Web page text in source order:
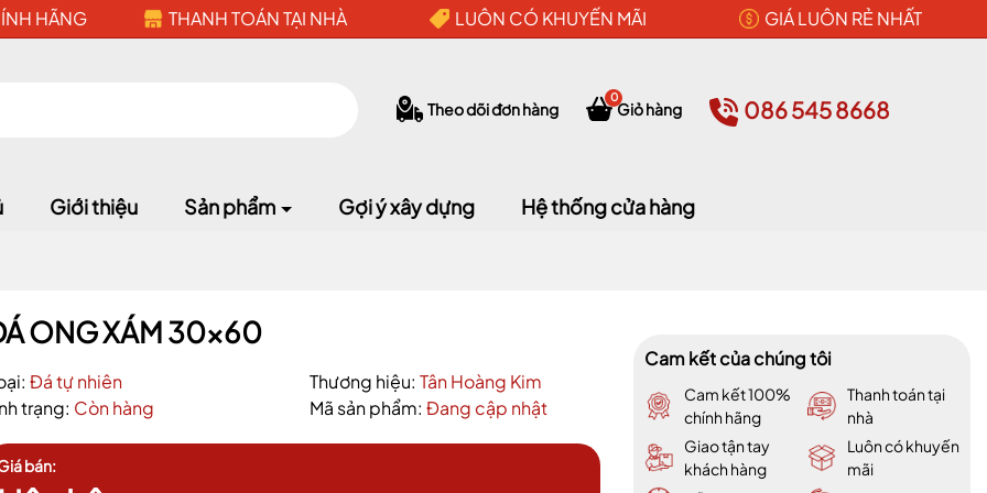
HÃNG THANH TOÁN TẠI NHÀ LUÔN CÓ KHUYẾN MÃI GIÁ LUÔN RẺ NHẤT
Theo dõi đơn hàng Giỏ hàng
0 086 545 8668
Giới thiệu Sản phẩm Gợi ý xây dựng Hệ thống cửa hàng
ONG XÁM 30x60
Đá tự nhiên Thương hiệu: Tân Hoàng Kim
trạng: Còn hàng Mã sản phẩm: Đang cập nhật
bán:
Cam kết của chúng tôi
Cam kết 100%
chính hãng
Thanh toán tại
nhà
Giao tận tay
khách hàng
Luôn có khuyến
mãi
Mã giảm giá:
Ngày hết hạn:
Điều kiện: